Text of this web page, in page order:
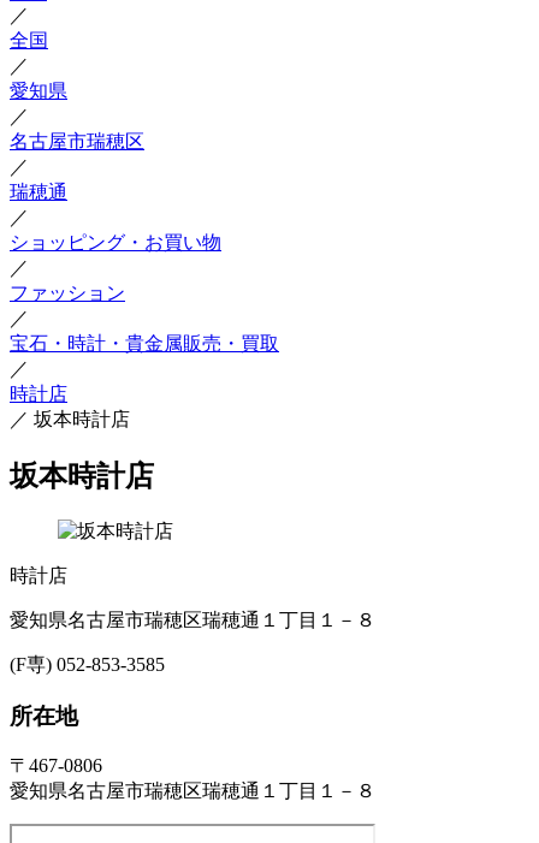
／
全国
／
愛知県
／
名古屋市瑞穂区
／
瑞穂通
／
ショッピング・お買い物
／
ファッション
／
宝石・時計・貴金属販売・買取
／
時計店
／ 坂本時計店
坂本時計店
時計店
愛知県名古屋市瑞穂区瑞穂通１丁目１－８
(F専) 052-853-3585
所在地
〒467-0806
愛知県名古屋市瑞穂区瑞穂通１丁目１－８